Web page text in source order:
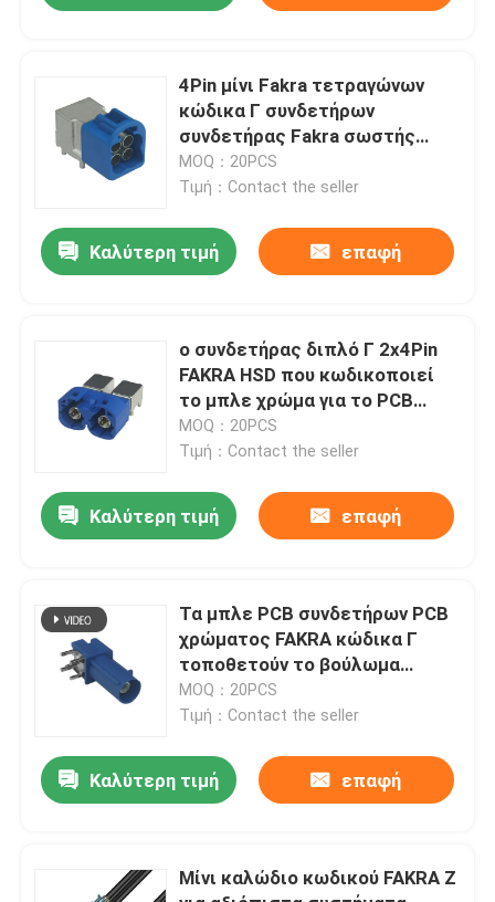
4Pin μίνι Fakra τετραγώνων
κώδικα Γ συνδετήρων
συνδετήρας Fakra σωστής
γωνίας μίνι για το PCB
MOQ：20PCS
Τιμή：Contact the seller
Καλύτερη τιμή επαφή
ο συνδετήρας διπλό Γ 2x4Pin
FAKRA HSD που κωδικοποιεί
το μπλε χρώμα για το PCB
τοποθετεί
MOQ：20PCS
Τιμή：Contact the seller
Καλύτερη τιμή επαφή
Τα μπλε PCB συνδετήρων PCB
χρώματος FAKRA κώδικα Γ
τοποθετούν το βούλωμα
γωνίας Rignt
MOQ：20PCS
Τιμή：Contact the seller
Καλύτερη τιμή επαφή
Μίνι καλώδιο κωδικού FAKRA Z